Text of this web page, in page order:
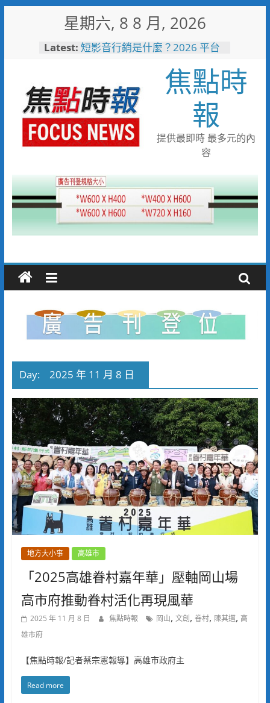
星期六, 8 8 月, 2026
Latest: 中正地下道排水溝夜間清淤 水
短影音行銷是什麼？2026 平台
比較、優缺點與電商變現全攻略
日本花藝大師梅垣稔抵台交流
「花見日和」展現台日花藝文化
魅力 8月8日精彩展演登場
彰化縣長參選人魏平政彰化造
勢 喊福利超越六都承接王惠美
4輛高規格救護車 首配全自動
電動擔架床
焦點時
報
提供最即時 最多元的內
容
Day: 2025 年 11 月 8 日
地方大小事 高雄市
「2025高雄眷村嘉年華」壓軸岡山場
高市府推動眷村活化再現風華
2025 年 11 月 8 日 焦點時報 岡山, 文創 , 眷村, 陳其邁, 高
雄市府
【焦點時報/記者蔡宗憲報導】高雄市政府主
Read more